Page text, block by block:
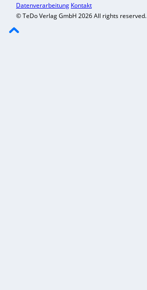
Datenverarbeitung Kontakt
© TeDo Verlag GmbH 2026 All rights reserved.